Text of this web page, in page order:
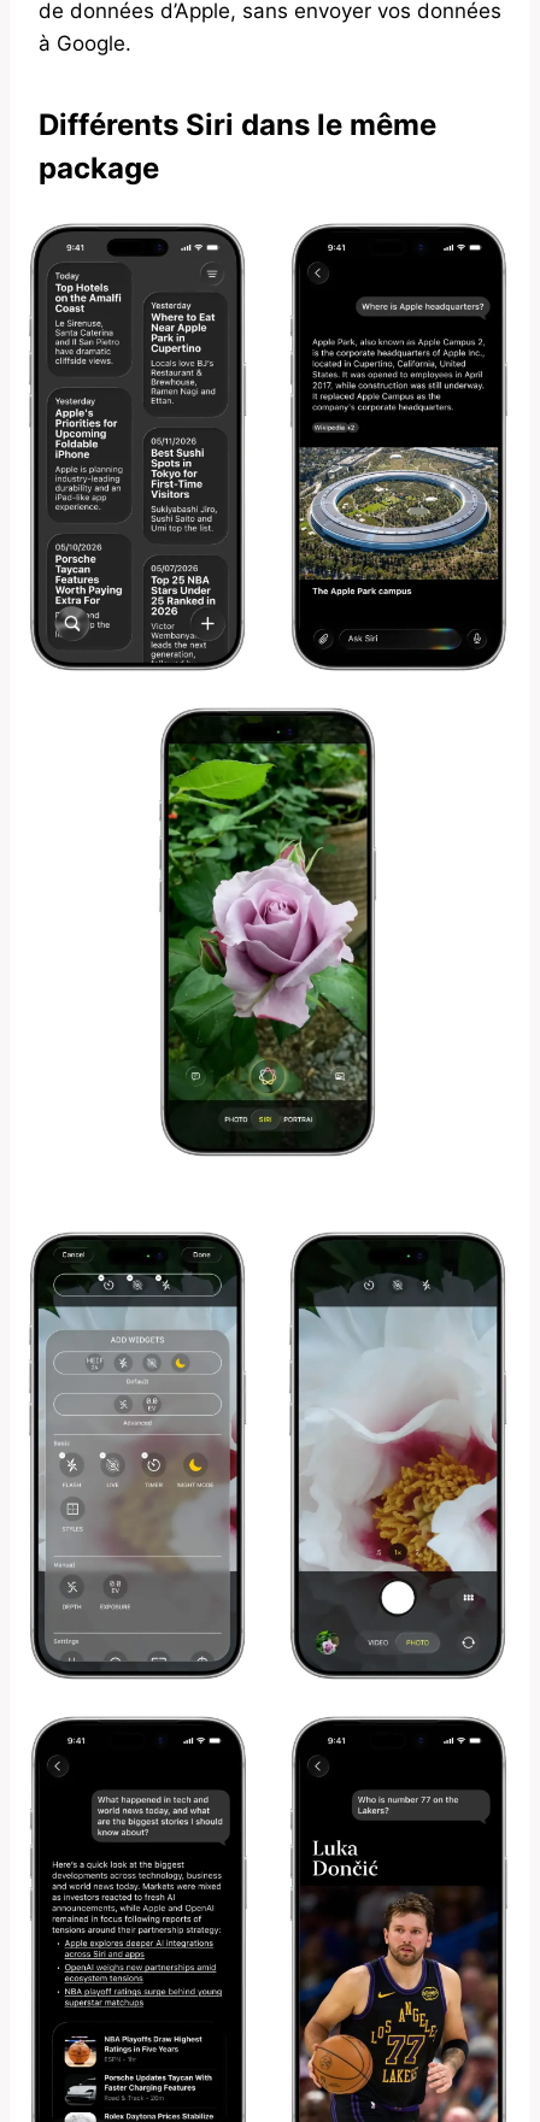
de données d’Apple, sans envoyer vos données
à Google.
Différents Siri dans le même
package